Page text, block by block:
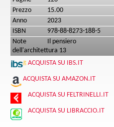
Prezzo
15.00
Anno
2023
ISBN
978-88-8273-188-5
Note
Il pensiero
dell'architettura 13
ACQUISTA SU IBS.IT
ACQUISTA SU AMAZON.IT
ACQUISTA SU FELTRINELLI.IT
ACQUISTA SU LIBRACCIO.IT